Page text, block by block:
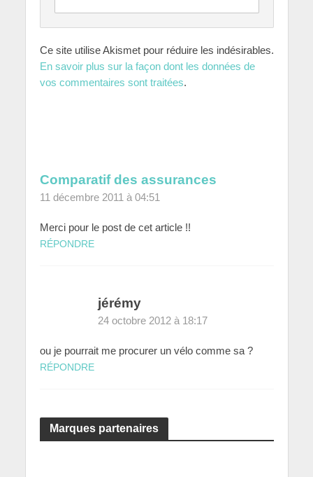
Ce site utilise Akismet pour réduire les indésirables.
En savoir plus sur la façon dont les données de
vos commentaires sont traitées.
Comparatif des assurances
11 décembre 2011 à 04:51
Merci pour le post de cet article !!
RÉPONDRE
jérémy
24 octobre 2012 à 18:17
ou je pourrait me procurer un vélo comme sa ?
RÉPONDRE
Marques partenaires